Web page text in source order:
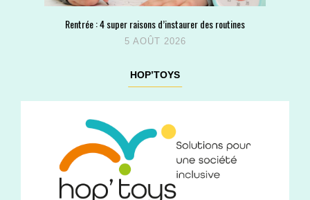
Rentrée : 4 super raisons d’instaurer des routines
5 AOÛT 2026
HOP’TOYS